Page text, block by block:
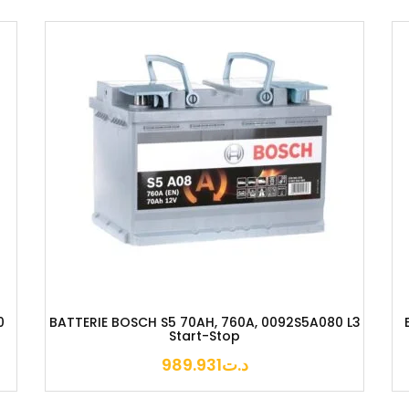
L3 BATTERIE BOSCH S4 95AH, 830A, 0092S40280
M11 D
657.000